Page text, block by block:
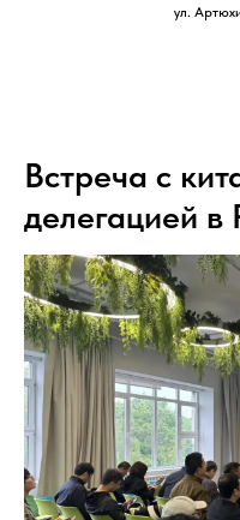
ул.
Встреча с
делегацией